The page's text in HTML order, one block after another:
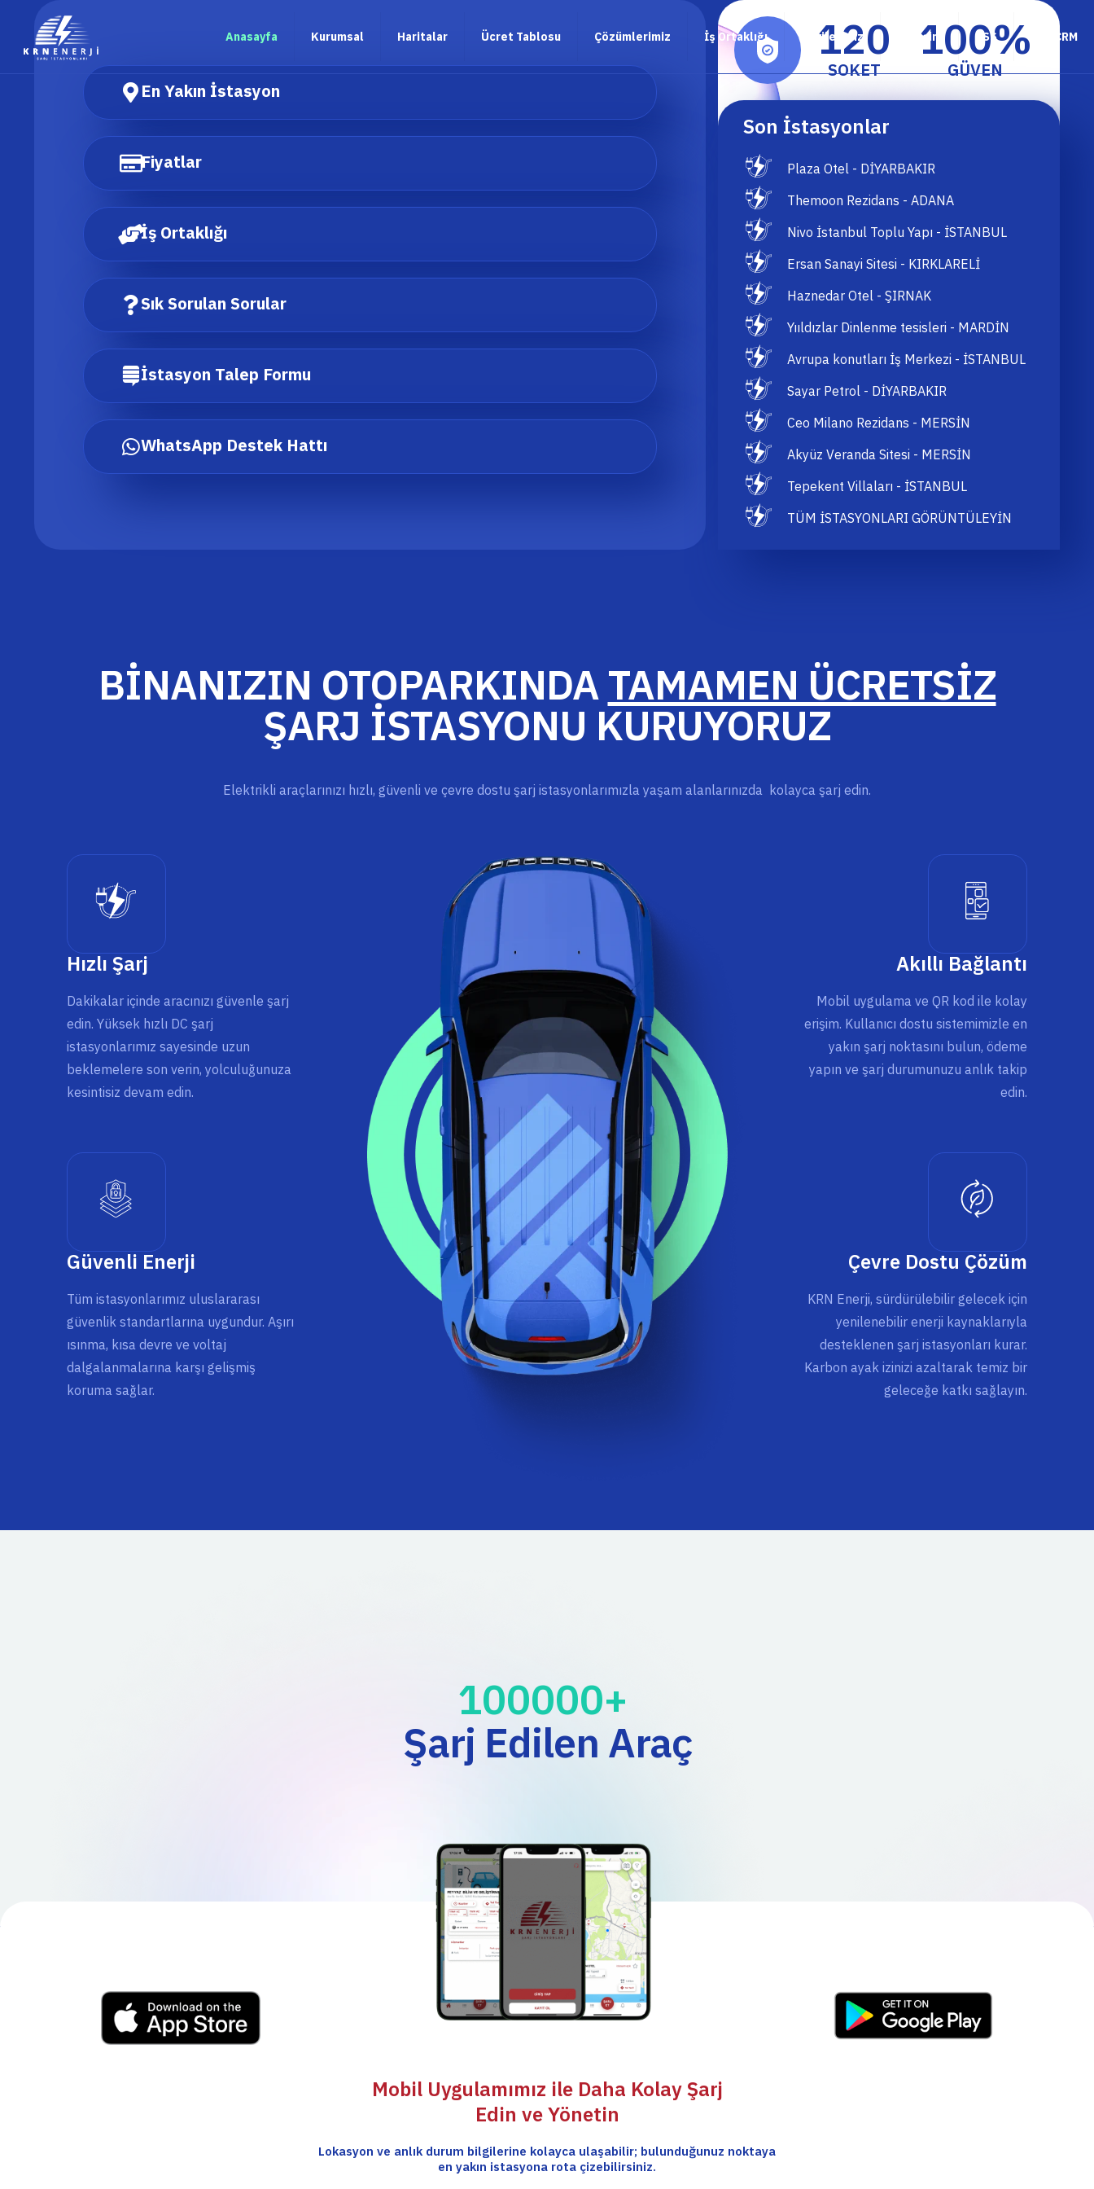
Anasayfa Kurumsal Haritalar Ücret Tablosu Çözümlerimiz İş Ortaklığı Bayilerimiz İletişim SSS KRNCRM
En Yakın İstasyon
Fiyatlar
İş Ortaklığı
Sık Sorulan Sorular
İstasyon Talep Formu
WhatsApp Destek Hattı
SOKET
120
GÜVEN
100%
Son İstasyonlar
Plaza Otel - DİYARBAKIR
Themoon Rezidans - ADANA
Nivo İstanbul Toplu Yapı - İSTANBUL
Ersan Sanayi Sitesi - KIRKLARELİ
Haznedar Otel - ŞIRNAK
Yııldızlar Dinlenme tesisleri - MARDİN
Avrupa konutları İş Merkezi - İSTANBUL
Sayar Petrol - DİYARBAKIR
Ceo Milano Rezidans - MERSİN
Akyüz Veranda Sitesi - MERSİN
Tepekent Villaları - İSTANBUL
TÜM İSTASYONLARI GÖRÜNTÜLEYİN
BİNANIZIN OTOPARKINDATAMAMEN ÜCRETSİZ
ŞARJ İSTASYONU KURUYORUZ
Elektrikli araçlarınızı hızlı, güvenli ve çevre dostu şarj istasyonlarımızla yaşam alanlarınızda kolayca şarj edin.
Hızlı Şarj
Dakikalar içinde aracınızı güvenle şarj
edin. Yüksek hızlı DC şarj
istasyonlarımız sayesinde uzun
beklemelere son verin, yolculuğunuza
kesintisiz devam edin.
Güvenli Enerji
Tüm istasyonlarımız uluslararası
güvenlik standartlarına uygundur. Aşırı
ısınma, kısa devre ve voltaj
dalgalanmalarına karşı gelişmiş
koruma sağlar.
Akıllı Bağlantı
Mobil uygulama ve QR kod ile kolay
erişim. Kullanıcı dostu sistemimizle en
yakın şarj noktasını bulun, ödeme
yapın ve şarj durumunuzu anlık takip
edin.
Çevre Dostu Çözüm
KRN Enerji, sürdürülebilir gelecek için
yenilenebilir enerji kaynaklarıyla
desteklenen şarj istasyonları kurar.
Karbon ayak izinizi azaltarak temiz bir
geleceğe katkı sağlayın.
100000+
Şarj Edilen Araç
Mobil Uygulamımız ile Daha Kolay Şarj
Edin ve Yönetin
Lokasyon ve anlık durum bilgilerine kolayca ulaşabilir; bulunduğunuz noktaya
en yakın istasyona rota çizebilirsiniz.